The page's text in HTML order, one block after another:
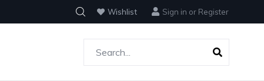
Wishlist Sign in or Register